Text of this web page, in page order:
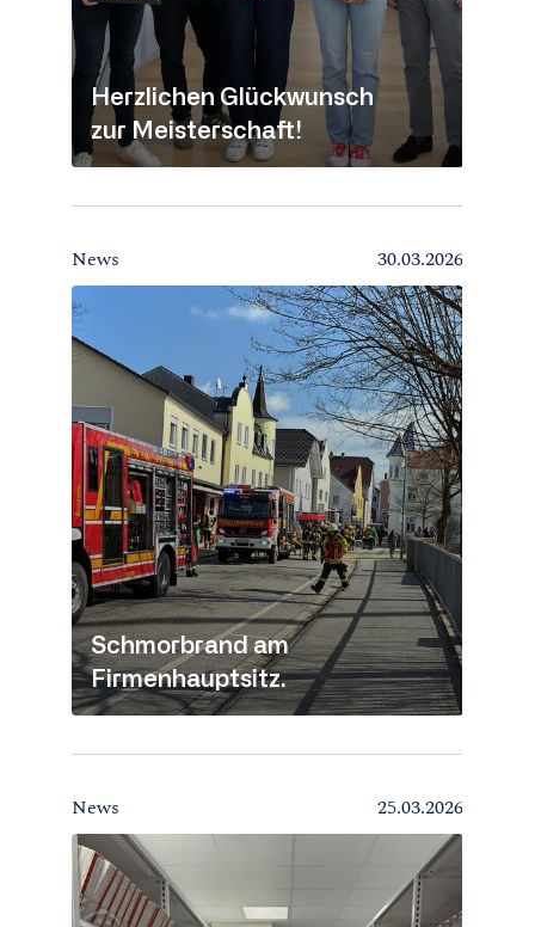
Herzlichen Glückwunsch
zur Meisterschaft!
News 30.03.2026
Schmorbrand am
Firmenhauptsitz.
News 25.03.2026